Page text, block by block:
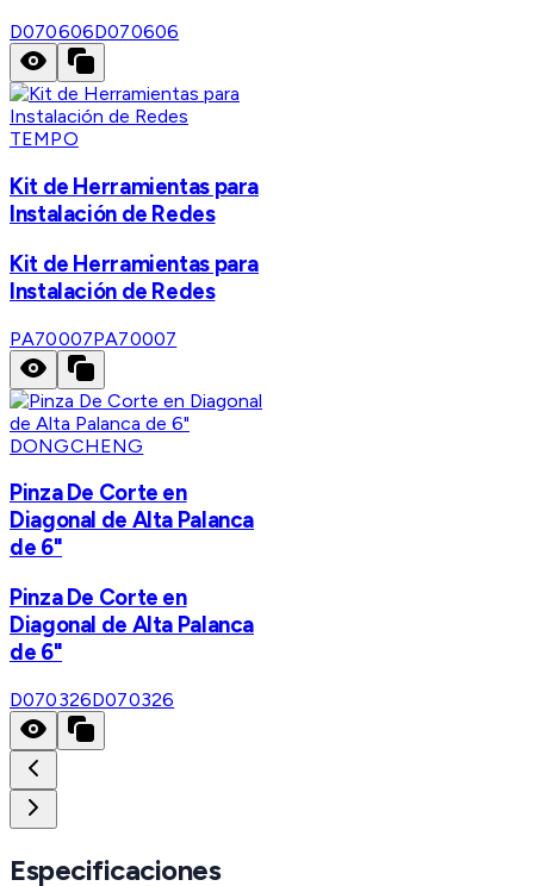
D070606D070606
TEMPO
Kit de Herramientas para
Instalación de Redes
Kit de Herramientas para
Instalación de Redes
PA70007PA70007
DONGCHENG
Pinza De Corte en
Diagonal de Alta Palanca
de 6"
Pinza De Corte en
Diagonal de Alta Palanca
de 6"
D070326D070326
Especificaciones